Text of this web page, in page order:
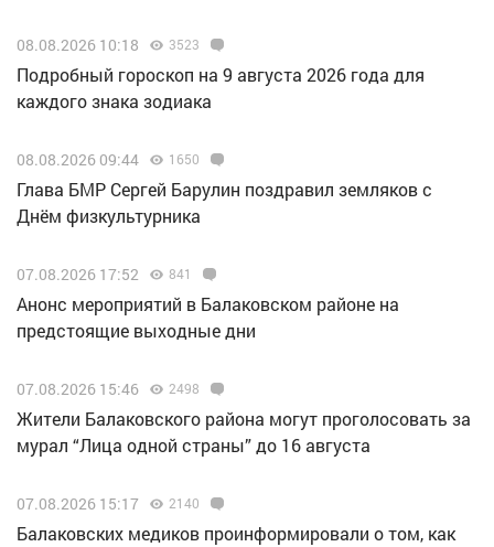
08.08.2026 10:18 3523
Подробный гороскоп на 9 августа 2026 года для
каждого знака зодиака
08.08.2026 09:44 1650
Глава БМР Сергей Барулин поздравил земляков с
Днём физкультурника
07.08.2026 17:52 841
Анонс мероприятий в Балаковском районе на
предстоящие выходные дни
07.08.2026 15:46 2498
Жители Балаковского района могут проголосовать за
мурал “Лица одной страны” до 16 августа
07.08.2026 15:17 2140
Балаковских медиков проинформировали о том, как